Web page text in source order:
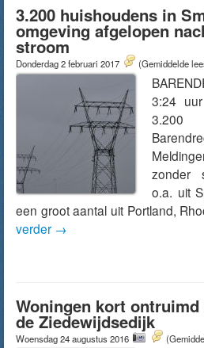
3.200 huishoudens in
omgeving afgelopen
stroom
Donderdag 2 februari 2017 (Gemiddelde
3:24
zonder
o.a. uit
een groot aantal uit Portland,
verder →
Woningen kort
de Ziedewijdsedijk
Woensdag 24 augustus 2016